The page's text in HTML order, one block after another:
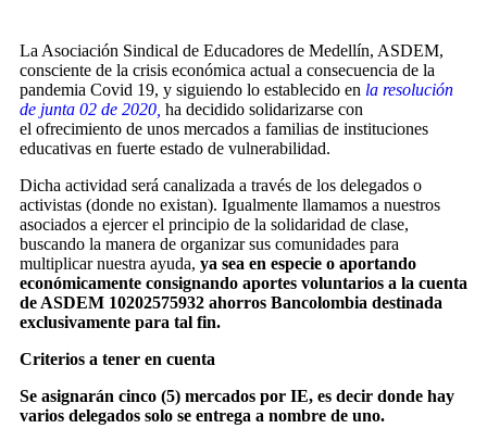
La Asociación Sindical de Educadores de Medellín, ASDEM,
consciente de la crisis económica actual a consecuencia de la
pandemia Covid 19, y siguiendo lo establecido en la resolución
de junta 02 de 2020 ha decidido solidarizarse con
el ofrecimiento de unos mercados a familias de instituciones
educativas en fuerte estado de vulnerabilidad.
Dicha actividad será canalizada a través de los delegados o
activistas (donde no existan). Igualmente llamamos a nuestros
asociados a ejercer el principio de la solidaridad de clase,
buscando la manera de organizar sus comunidades para
multiplicar nuestra ayuda, ya sea en especie o aportando
económicamente consignando aportes voluntarios a la cuenta
de ASDEM 10202575932 ahorros Bancolombia destinada
exclusivamente para tal fin.
Criterios a tener en cuenta
Se asignarán cinco (5) mercados por IE, es decir donde hay
varios delegados solo se entrega a nombre de uno.